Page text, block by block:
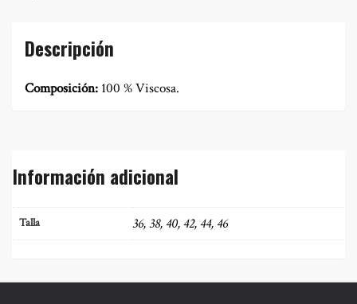
Descripción
Composición: 100 % Viscosa.
Información adicional
Talla 36, 38, 40, 42, 44, 46